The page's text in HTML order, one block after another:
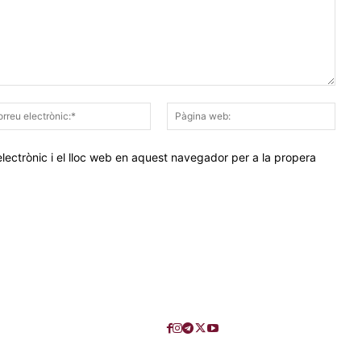
Correu
electrònic:*
web:
i el lloc web en aquest navegador per a la propera